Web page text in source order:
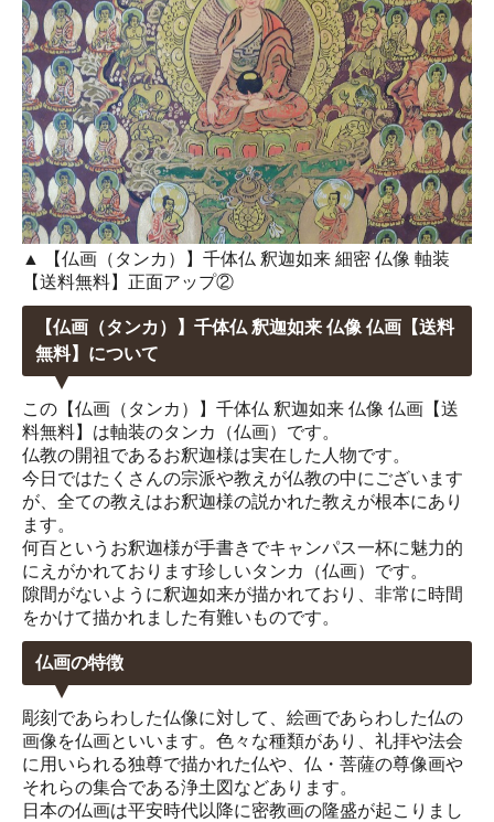
▲ 【仏画（タンカ）】千体仏 釈迦如来 細密 仏像 軸装
【送料無料】正面アップ②
【仏画（タンカ）】千体仏 釈迦如来 仏像 仏画【送料
無料】について
この【仏画（タンカ）】千体仏 釈迦如来 仏像 仏画【送
料無料】は軸装のタンカ（仏画）です。
仏教の開祖であるお釈迦様は実在した人物です。
今日ではたくさんの宗派や教えが仏教の中にございます
が、全ての教えはお釈迦様の説かれた教えが根本にあり
ます。
何百というお釈迦様が手書きでキャンパス一杯に魅力的
にえがかれております珍しいタンカ（仏画）です。
隙間がないように釈迦如来が描かれており、非常に時間
をかけて描かれました有難いものです。
仏画の特徴
彫刻であらわした仏像に対して、絵画であらわした仏の
画像を仏画といいます。色々な種類があり、礼拝や法会
に用いられる独尊で描かれた仏や、仏・菩薩の尊像画や
それらの集合である浄土図などあります。
日本の仏画は平安時代以降に密教画の隆盛が起こりまし